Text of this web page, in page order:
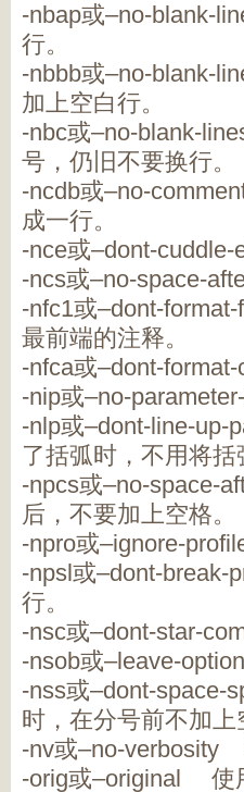
-nbap或–no-blank-
行。
-nbbb或–no-blank-
加上空白行。
-nbc或–no-blank-
号，仍旧不要换行。
-ncdb或–no-
成一行。
-nce或–dont-
-ncs或–no-space-
-nfc1或–dont-
最前端的注释。
-nfca或–dont-
-nip或–no-
-nlp或–dont-line-
了括弧时，不用将
-npcs或–no-space-
后，不要加上空格。
-npro或–ignore-
-npsl或–dont-
行。
-nsc或–dont-star-
-nsob或–leave-
-nss或–dont-
时，在分号前不加上
-nv或–no-verbosity
-orig或–original 使